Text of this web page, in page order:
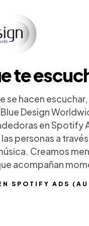
SPOTIFY ADS
te
se hacen
Design
en Spotify
personas a través
Creamos
acompañan